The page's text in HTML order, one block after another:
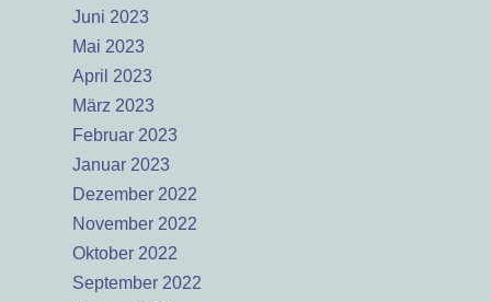
Juni 2023
Mai 2023
April 2023
März 2023
Februar 2023
Januar 2023
Dezember 2022
November 2022
Oktober 2022
September 2022